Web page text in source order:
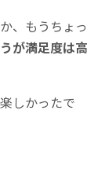
、もうちょっ
が満足度は高
しかったで